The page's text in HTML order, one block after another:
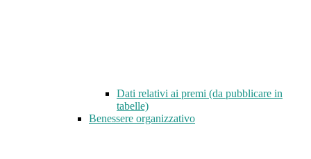
Dati relativi ai premi (da pubblicare in
tabelle)
Benessere organizzativo